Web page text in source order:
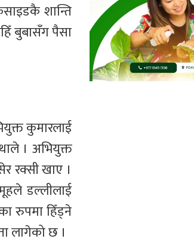
शान्ति
बुबासँग पैसा
कुमारलाई
। अभियुक्त
रक्सी खाए ।
डल्लीलाई
रुपमा हिँड्ने
लागेको छ ।